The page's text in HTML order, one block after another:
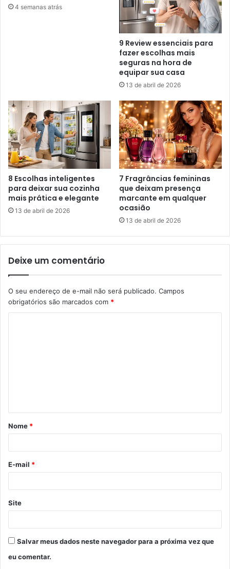
4 semanas atrás
9 Review essenciais para
fazer escolhas mais
seguras na hora de
equipar sua casa
13 de abril de 2026
8 Escolhas inteligentes
para deixar sua cozinha
mais prática e elegante
13 de abril de 2026
7 Fragrâncias femininas
que deixam presença
marcante em qualquer
ocasião
13 de abril de 2026
Deixe um comentário
O seu endereço de e-mail não será publicado. Campos
obrigatórios são marcados com *
á
r
*
Nome *
E-mail *
Site
Salvar meus dados neste navegador para a próxima vez que
eu comentar.